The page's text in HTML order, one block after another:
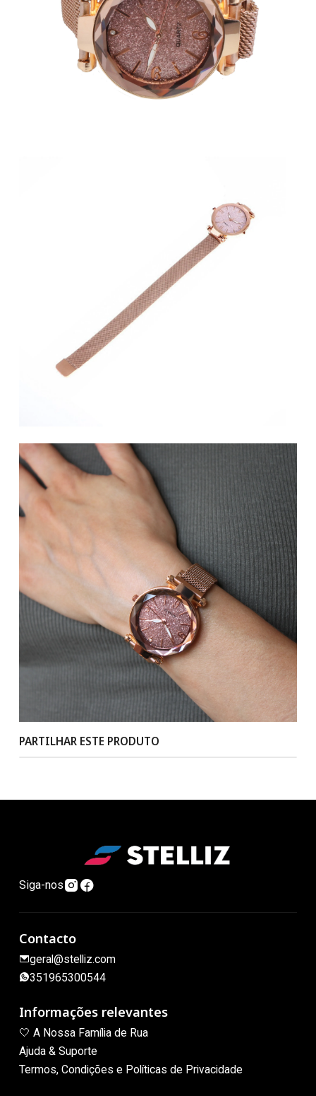
PARTILHAR ESTE PRODUTO
Siga-nos
Contacto
geral@stelliz.com
351965300544
Informações relevantes
🤍 A Nossa Família de Rua
Ajuda & Suporte
Termos, Condições e Políticas de Privacidade